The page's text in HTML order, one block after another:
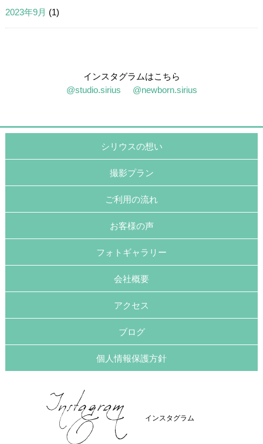
2023年9月 (1)
インスタグラムはこちら
@studio.sirius
@newborn.sirius
シリウスの想い
撮影プラン
ご利用の流れ
お客様の声
フォトギャラリー
会社概要
アクセス
ブログ
個人情報保護方針
インスタグラム